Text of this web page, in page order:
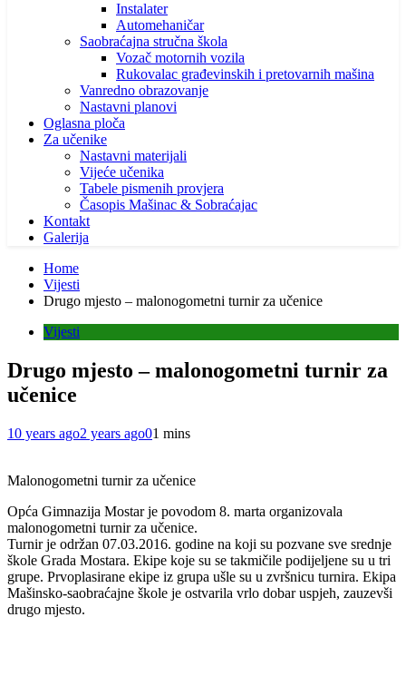
Instalater
Automehaničar
Saobraćajna stručna škola
Vozač motornih vozila
Rukovalac građevinskih i pretovarnih mašina
Vanredno obrazovanje
Nastavni planovi
Oglasna ploča
Za učenike
Nastavni materijali
Vijeće učenika
Tabele pismenih provjera
Časopis Mašinac & Sobraćajac
Kontakt
Galerija
Home
Vijesti
Drugo mjesto – malonogometni turnir za učenice
Vijesti
Drugo mjesto – malonogometni turnir za
učenice
10 years ago2 years ago01 mins
Malonogometni turnir za učenice
Opća Gimnazija Mostar je povodom 8. marta organizovala
malonogometni turnir za učenice.
Turnir je održan 07.03.2016. godine na koji su pozvane sve srednje
škole Grada Mostara. Ekipe koje su se takmičile podijeljene su u tri
grupe. Prvoplasirane ekipe iz grupa ušle su u zvršnicu turnira. Ekipa
Mašinsko-saobraćajne škole je ostvarila vrlo dobar uspjeh, zauzevši
drugo mjesto.